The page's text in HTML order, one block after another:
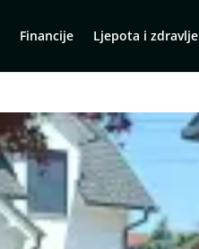
Financije Ljepota i zdravlje